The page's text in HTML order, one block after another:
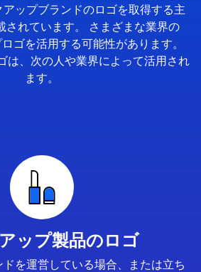
ップブランドのロゴを取得する主
されています。 さまざまな業界の
ゴを活用する可能性があります。
は、次の人や業界によって活用され
ます。
ップ製品のロゴ
を運営している場合、または立ち